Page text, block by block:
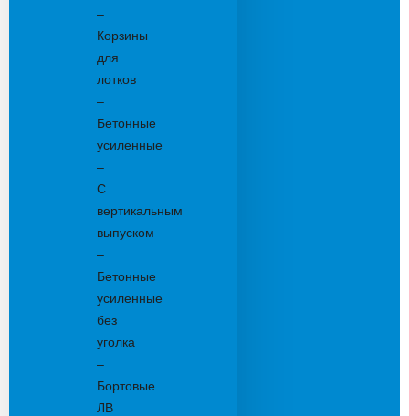
–
Корзины
для
лотков
–
Бетонные
усиленные
–
С
вертикальным
выпуском
–
Бетонные
усиленные
без
уголка
–
Бортовые
ЛВ